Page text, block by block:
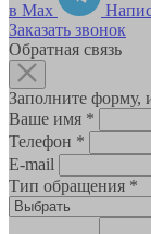
в Max
Заказать звонок
Обратная связь
Заполните форму,
Ваше имя *
Телефон *
E-mail
Тип обращения *